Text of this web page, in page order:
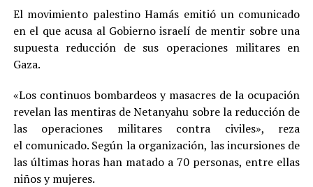
El movimiento palestino Hamás emitió un comunicado
en el que acusa al Gobierno israelí de mentir sobre una
supuesta reducción de sus operaciones militares en
Gaza.
«Los continuos bombardeos y masacres de la ocupación
revelan las mentiras de Netanyahu sobre la reducción de
las operaciones militares contra civiles», reza
el comunicado. Según la organización, las incursiones de
las últimas horas han matado a 70 personas, entre ellas
niños y mujeres.